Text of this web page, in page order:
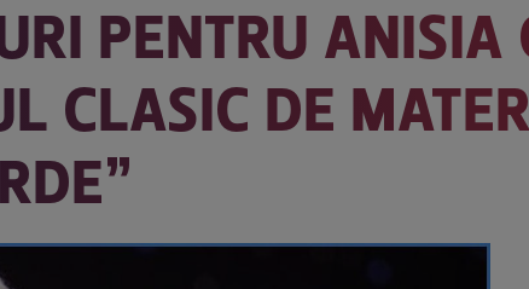
PENTRU ANISIA
CLASIC DE